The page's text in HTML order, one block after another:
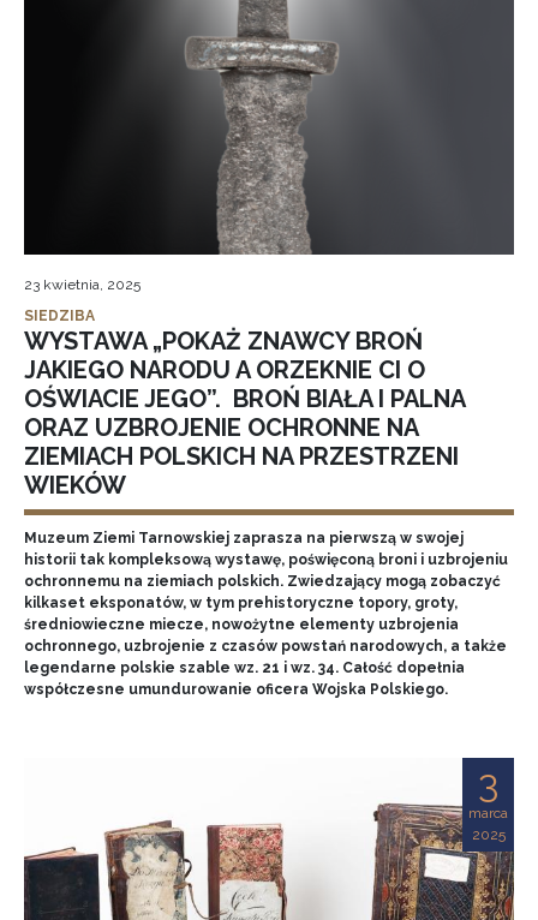
23 kwietnia, 2025
SIEDZIBA
WYSTAWA „POKAŻ ZNAWCY BROŃ
JAKIEGO NARODU A ORZEKNIE CI O
OŚWIACIE JEGO”. BROŃ BIAŁA I PALNA
ORAZ UZBROJENIE OCHRONNE NA
ZIEMIACH POLSKICH NA PRZESTRZENI
WIEKÓW
Muzeum Ziemi Tarnowskiej zaprasza na pierwszą w swojej
historii tak kompleksową wystawę, poświęconą broni i uzbrojeniu
ochronnemu na ziemiach polskich. Zwiedzający mogą zobaczyć
kilkaset eksponatów, w tym prehistoryczne topory, groty,
średniowieczne miecze, nowożytne elementy uzbrojenia
ochronnego, uzbrojenie z czasów powstań narodowych, a także
legendarne polskie szable wz. 21 i wz. 34. Całość dopełnia
współczesne umundurowanie oficera Wojska Polskiego.
3
marca
2025